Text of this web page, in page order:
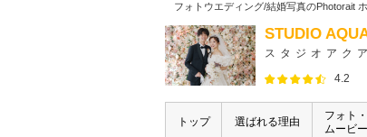
フォトウエディング/結婚写真のPhotorait
STUDIO
スタジオアク
4.2
トップ 選ばれる理由
フォト・
ムービー